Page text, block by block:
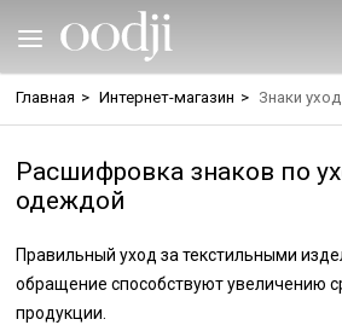
Главная > Интернет-магазин > Знаки
Расшифровка знаков по
одеждой
Правильный уход за текстильными
обращение способствуют увеличению
продукции.